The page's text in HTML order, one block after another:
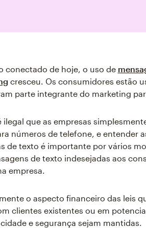
conectado de hoje, o uso de
cresceu. Os consumidores estão
parte integrante do marketing
ilegal que as empresas
números de telefone, e entender
de texto é importante por vários
de texto indesejadas aos
empresa.
o aspecto financeiro das leis
clientes existentes ou em
e segurança sejam mantidas.